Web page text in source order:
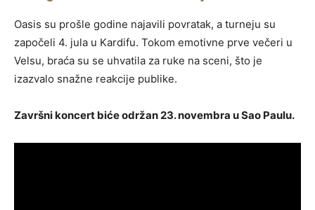
Oasis su prošle godine najavili povratak, a turneju su
započeli 4. jula u Kardifu. Tokom emotivne prve večeri u
Velsu, braća su se uhvatila za ruke na sceni, što je
izazvalo snažne reakcije publike.
Završni koncert biće održan 23. novembra u Sao Paulu.